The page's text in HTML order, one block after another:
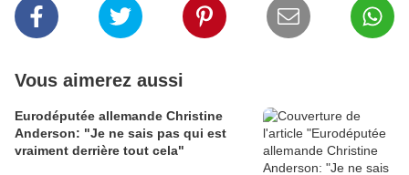
Vous aimerez aussi
Eurodéputée allemande Christine
Anderson: "Je ne sais pas qui est
vraiment derrière tout cela"